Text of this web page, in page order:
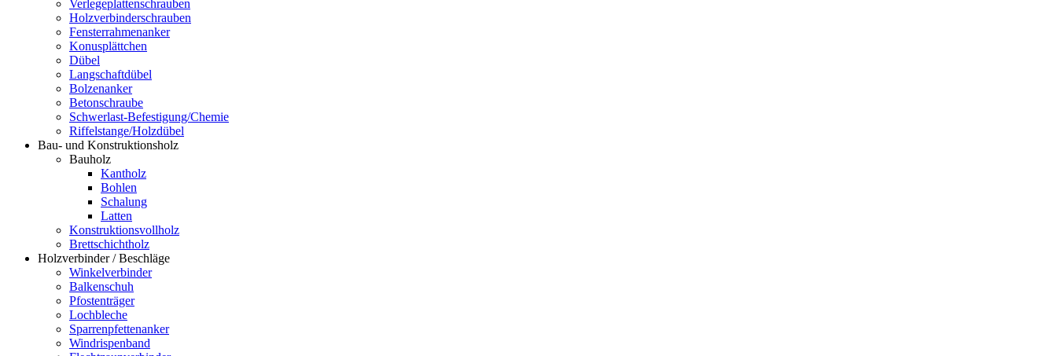
Verlegeplattenschrauben
Holzverbinderschrauben
Fensterrahmenanker
Konusplättchen
Dübel
Langschaftdübel
Bolzenanker
Betonschraube
Schwerlast-Befestigung/Chemie
Riffelstange/Holzdübel
Bau- und Konstruktionsholz
Bauholz
Kantholz
Bohlen
Schalung
Latten
Konstruktionsvollholz
Brettschichtholz
Holzverbinder / Beschläge
Winkelverbinder
Balkenschuh
Pfostenträger
Lochbleche
Sparrenpfettenanker
Windrispenband